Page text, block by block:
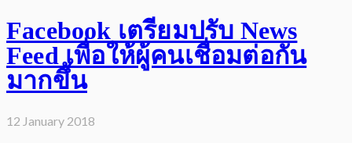
Facebook เตรียมปรับ News
Feed เพื่อให้ผู้คนเชื่อมต่อกัน
มากขึ้น
12 January 2018